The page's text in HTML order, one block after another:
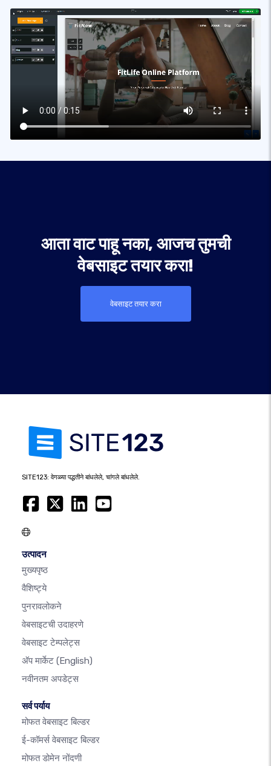
आता वाट पाहू नका, आजच तुमची
वेबसाइट तयार करा!
वेबसाइट तयार करा
SITE123: वेगळ्या पद्धतीने बांधलेले, चांगले बांधलेले.
उत्पादन
मुख्यपृष्ठ
वैशिष्ट्ये
पुनरावलोकने
वेबसाइटची उदाहरणे
वेबसाइट टेम्पलेट्स
अ‍ॅप मार्केट (English)
नवीनतम अपडेट्स
सर्व पर्याय
मोफत वेबसाइट बिल्डर
ई-कॉमर्स वेबसाइट बिल्डर
मोफत डोमेन नोंदणी